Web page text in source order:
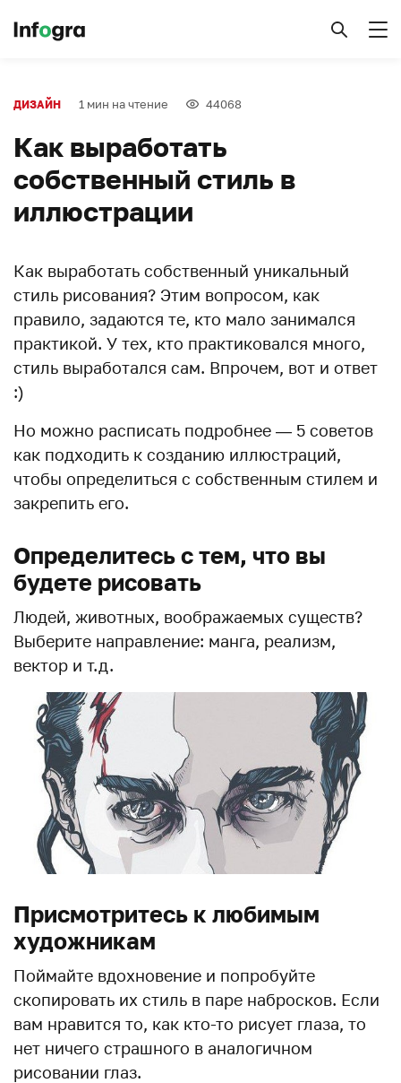
ДИЗАЙН 1 мин на чтение 44068
Как выработать
собственный стиль в
иллюстрации
Как выработать собственный уникальный
стиль рисования? Этим вопросом, как
правило, задаются те, кто мало занимался
практикой. У тех, кто практиковался много,
стиль выработался сам. Впрочем, вот и ответ
:)
Но можно расписать подробнее — 5 советов
как подходить к созданию иллюстраций,
чтобы определиться с собственным стилем и
закрепить его.
Определитесь с тем, что вы
будете рисовать
Людей, животных, воображаемых существ?
Выберите направление: манга, реализм,
вектор и т.д.
Присмотритесь к любимым
художникам
Поймайте вдохновение и попробуйте
скопировать их стиль в паре набросков. Если
вам нравится то, как кто-то рисует глаза, то
нет ничего страшного в аналогичном
рисовании глаз.